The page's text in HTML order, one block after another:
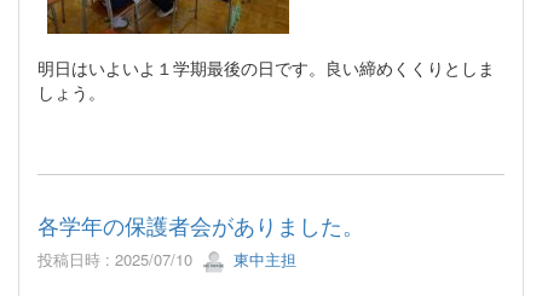
明日はいよいよ１学期最後の日です。良い締めくくりとしま
しょう。
各学年の保護者会がありました。
投稿日時 : 2025/07/10 東中主担